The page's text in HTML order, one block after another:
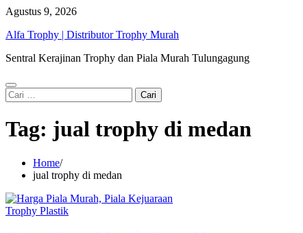
Skip
content
Agustus 9, 2026
Alfa Trophy | Distributor Trophy Murah
Sentral Kerajinan Trophy dan Piala Murah Tulungagung
Cari
untuk:
Tag: jual trophy di medan
Home
jual trophy di medan
Trophy Plastik